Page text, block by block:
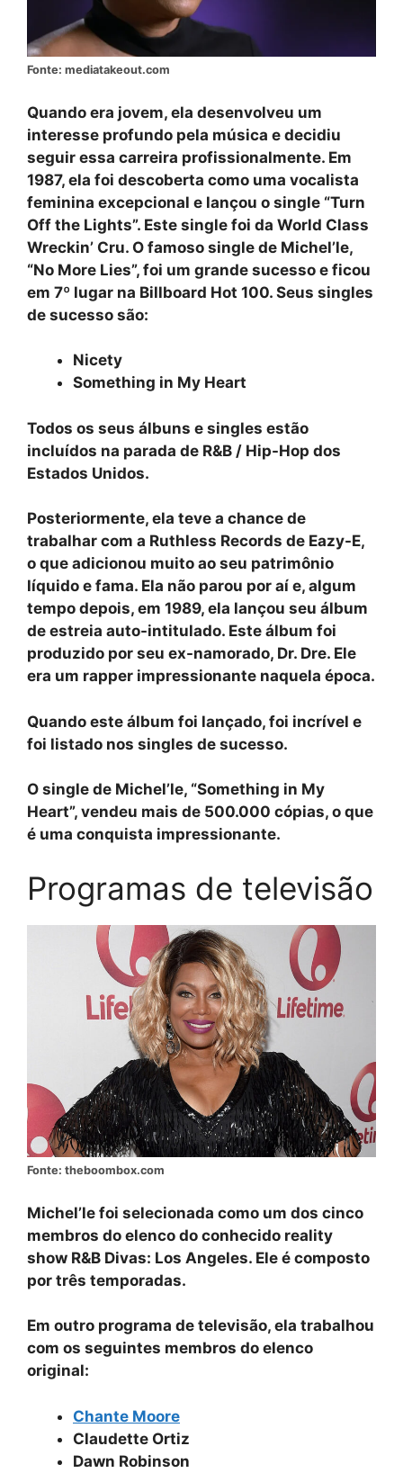
Fonte: mediatakeout.com
Quando era jovem, ela desenvolveu um
interesse profundo pela música e decidiu
seguir essa carreira profissionalmente. Em
1987, ela foi descoberta como uma vocalista
feminina excepcional e lançou o single “Turn
Off the Lights”. Este single foi da World Class
Wreckin’ Cru. O famoso single de Michel’le,
“No More Lies”, foi um grande sucesso e ficou
em 7º lugar na Billboard Hot 100. Seus singles
de sucesso são:
Nicety
Something in My Heart
Todos os seus álbuns e singles estão
incluídos na parada de R&B / Hip-Hop dos
Estados Unidos.
Posteriormente, ela teve a chance de
trabalhar com a Ruthless Records de Eazy-E,
o que adicionou muito ao seu patrimônio
líquido e fama. Ela não parou por aí e, algum
tempo depois, em 1989, ela lançou seu álbum
de estreia auto-intitulado. Este álbum foi
produzido por seu ex-namorado, Dr. Dre. Ele
era um rapper impressionante naquela época.
Quando este álbum foi lançado, foi incrível e
foi listado nos singles de sucesso.
O single de Michel’le, “Something in My
Heart”, vendeu mais de 500.000 cópias, o que
é uma conquista impressionante.
Programas de televisão
Fonte: theboombox.com
Michel’le foi selecionada como um dos cinco
membros do elenco do conhecido reality
show R&B Divas: Los Angeles. Ele é composto
por três temporadas.
Em outro programa de televisão, ela trabalhou
com os seguintes membros do elenco
original:
Chante Moore
Claudette Ortiz
Dawn Robinson